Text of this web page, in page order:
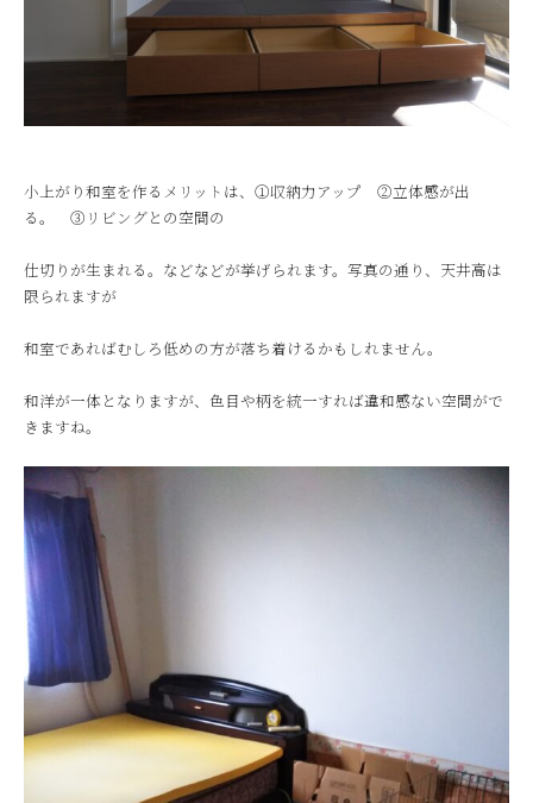
小上がり和室を作るメリットは、①収納力アップ ②立体感が出
る。 ③リビングとの空間の
仕切りが生まれる。などなどが挙げられます。写真の通り、天井高は
限られますが
和室であればむしろ低めの方が落ち着けるかもしれません。
和洋が一体となりますが、色目や柄を統一すれば違和感ない空間がで
きますね。